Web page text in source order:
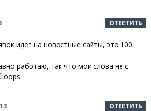
ОТВЕТИТЬ
идет на новостные сайты, это 100
работаю, так что мои слова не с
ОТВЕТИТЬ